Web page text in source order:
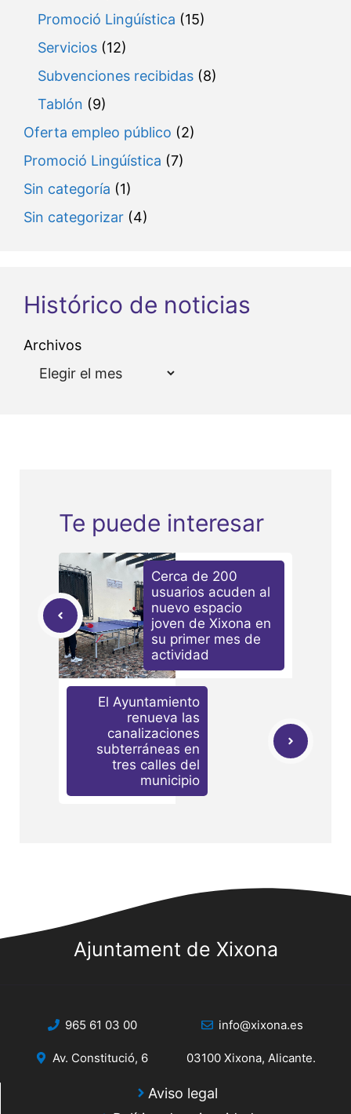
Promoció Lingúística (15)
Servicios (12)
Subvenciones recibidas (8)
Tablón (9)
Oferta empleo público (2)
Promoció Lingúística (7)
Sin categoría (1)
Sin categorizar (4)
Histórico de noticias
Archivos
Te puede interesar
Cerca de 200
usuarios acuden al
nuevo espacio
joven de Xixona en
su primer mes de
actividad
El Ayuntamiento
renueva las
canalizaciones
subterráneas en
tres calles del
municipio
Ajuntament de Xixona
965 61 03 00 info@xixona.es
Av. Constitució, 6 03100 Xixona, Alicante.
Aviso legal